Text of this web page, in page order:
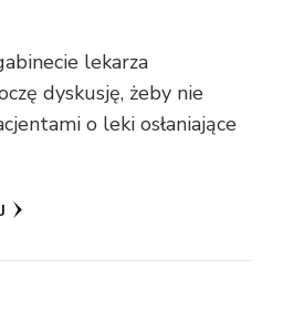
lekarza
dyskusję, żeby nie
o leki osłaniające